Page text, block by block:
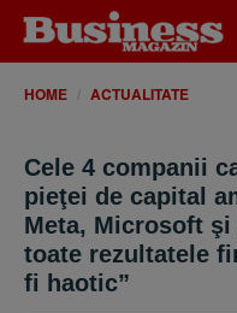
HOME ACTUALITATE
Cele 4 companii
pieţei de capital
Meta, Microsoft
toate rezultatele
fi haotic”